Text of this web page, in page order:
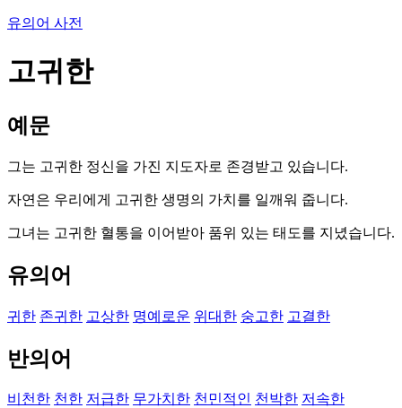
유의어 사전
고귀한
예문
그는 고귀한 정신을 가진 지도자로 존경받고 있습니다.
자연은 우리에게 고귀한 생명의 가치를 일깨워 줍니다.
그녀는 고귀한 혈통을 이어받아 품위 있는 태도를 지녔습니다.
유의어
귀한 존귀한 고상한 명예로운 위대한 숭고한 고결한
반의어
비천한 천한 저급한 무가치한 천민적인 천박한 저속한